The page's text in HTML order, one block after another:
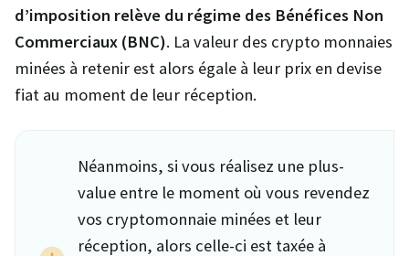
d’imposition relève du régime des Bénéfices Non
Commerciaux (BNC). La valeur des crypto monnaies
minées à retenir est alors égale à leur prix en devise
fiat au moment de leur réception.
Néanmoins, si vous réalisez une plus-
value entre le moment où vous revendez
vos cryptomonnaie minées et leur
réception, alors celle-ci est taxée à